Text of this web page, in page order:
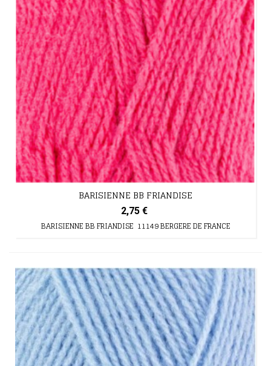
BARISIENNE BB FRIANDISE
2,75 €
BARISIENNE BB FRIANDISE 11149 BERGERE DE FRANCE